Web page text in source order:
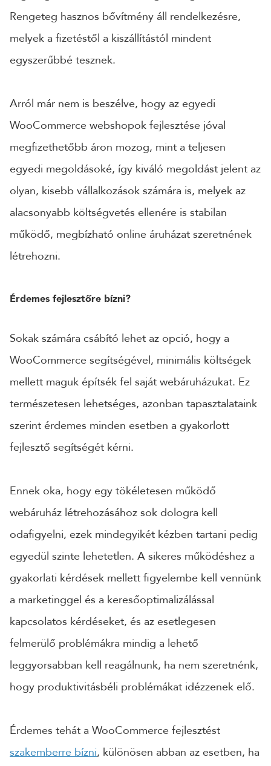
Rengeteg hasznos bővítmény áll rendelkezésre,
melyek a fizetéstől a kiszállítástól mindent
egyszerűbbé tesznek.
Arról már nem is beszélve, hogy az egyedi
WooCommerce webshopok fejlesztése jóval
megfizethetőbb áron mozog, mint a teljesen
egyedi megoldásoké, így kiváló megoldást jelent az
olyan, kisebb vállalkozások számára is, melyek az
alacsonyabb költségvetés ellenére is stabilan
működő, megbízható online áruházat szeretnének
létrehozni.
Érdemes fejlesztőre bízni?
Sokak számára csábító lehet az opció, hogy a
WooCommerce segítségével, minimális költségek
mellett maguk építsék fel saját webáruházukat. Ez
természetesen lehetséges, azonban tapasztalataink
szerint érdemes minden esetben a gyakorlott
fejlesztő segítségét kérni.
Ennek oka, hogy egy tökéletesen működő
webáruház létrehozásához sok dologra kell
odafigyelni, ezek mindegyikét kézben tartani pedig
egyedül szinte lehetetlen. A sikeres működéshez a
gyakorlati kérdések mellett figyelembe kell vennünk
a marketinggel és a keresőoptimalizálással
kapcsolatos kérdéseket, és az esetlegesen
felmerülő problémákra mindig a lehető
leggyorsabban kell reagálnunk, ha nem szeretnénk,
hogy produktivitásbéli problémákat idézzenek elő.
Érdemes tehát a WooCommerce fejlesztést
szakemberre bízni, különösen abban az esetben, ha